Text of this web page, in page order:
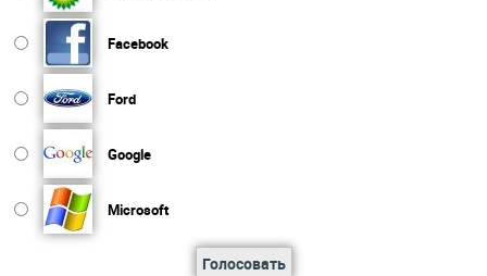
Facebook
Ford
Google
Microsoft
Голосовать